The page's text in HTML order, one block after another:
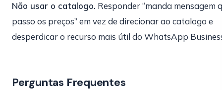
Não usar o catalogo. Responder “manda mensagem
passo os preços” em vez de direcionar ao catalogo e
desperdicar o recurso mais útil do WhatsApp
Perguntas Frequentes